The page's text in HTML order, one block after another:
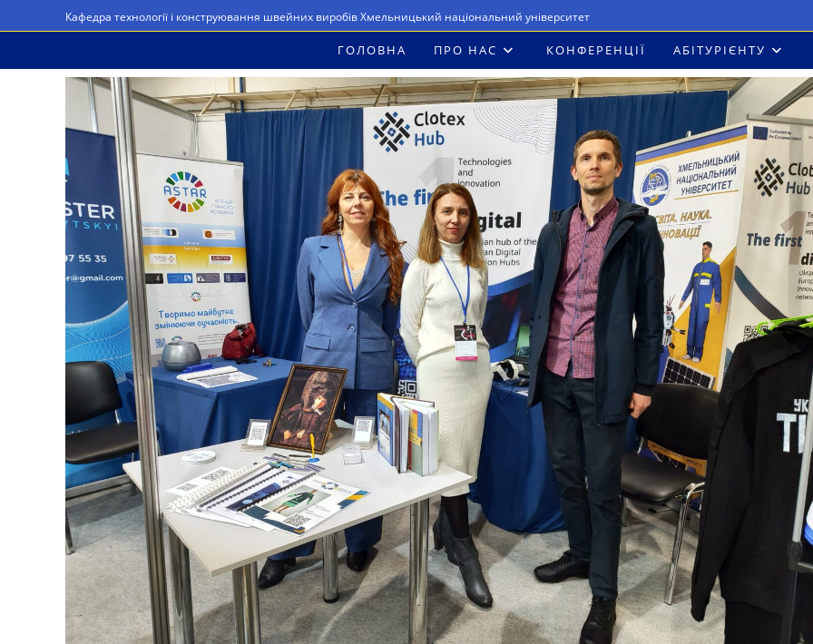
до
Кафедра технології і конструювання швейних виробів Хмельницький національний університет
ГОЛОВНА ПРО НАС КОНФЕРЕНЦІЇ АБІТУРІЄНТУ